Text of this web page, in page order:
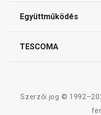
Gyakori kérdések
Reklamáció és
Együttműködés
TESCOMA
Szerzői jog ©